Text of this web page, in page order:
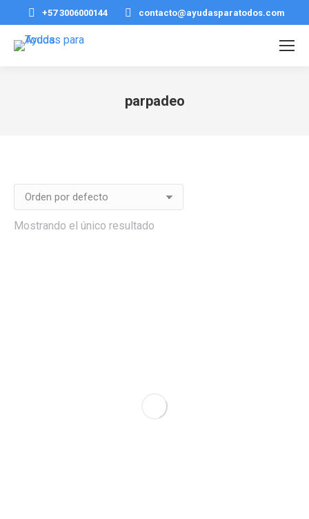
+57 3006000144 contacto@ayudasparatodos.com
parpadeo
Mostrando el único resultado